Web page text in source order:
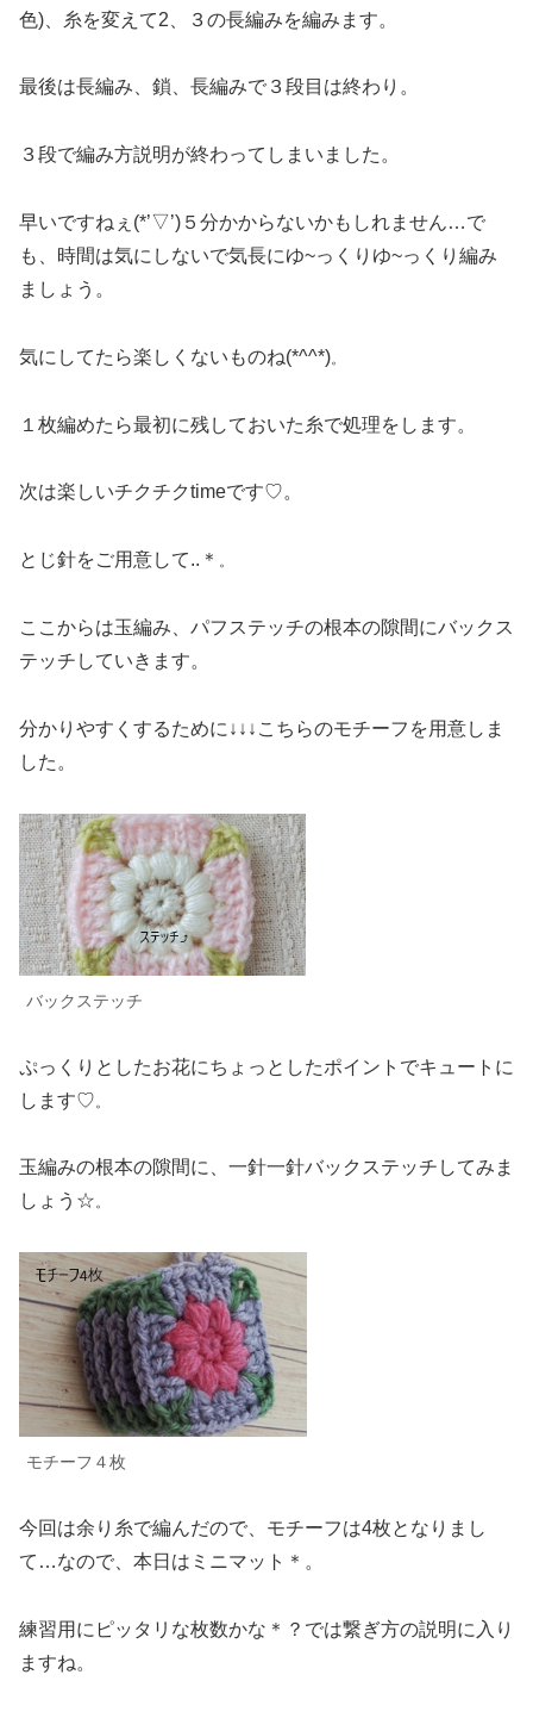
色)、糸を変えて2、３の長編みを編みます。
最後は長編み、鎖、長編みで３段目は終わり。
３段で編み方説明が終わってしまいました。
早いですねぇ(*’▽’)５分かからないかもしれません…で
も、時間は気にしないで気長にゆ~っくりゆ~っくり編み
ましょう。
気にしてたら楽しくないものね(*^^*)。
１枚編めたら最初に残しておいた糸で処理をします。
次は楽しいチクチクtimeです♡。
とじ針をご用意して..＊ 。
ここからは玉編み、パフステッチの根本の隙間にバックス
テッチしていきます。
分かりやすく するために↓ ↓↓ こちらのモチーフ を用意しま
した。
バックステッチ
ぷっくりとしたお花にちょっとしたポイントでキュートに
します♡ 。
玉編みの根本の隙間に、一針一針バックステッチしてみま
しょう☆。
モチーフ ４枚
今回は余り糸で編んだので、モチーフは4枚となりまし
て…なので、本日はミニマット＊。
練習用にピッタリな枚数かな＊？では繋ぎ方の説明に入り
ますね。